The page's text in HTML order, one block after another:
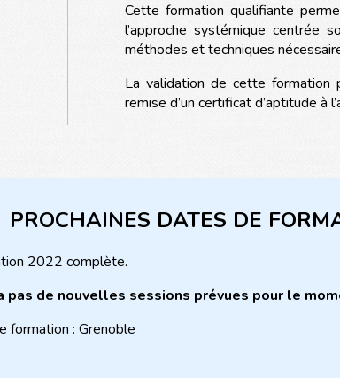
Cette formation qualifiante
l’approche systémique centrée
méthodes et techniques
La validation de cette
remise d’un certificat d’aptitude à
PROCHAINES DATES DE
2022 complète.
pas de nouvelles sessions prévues pour le
formation : Grenoble